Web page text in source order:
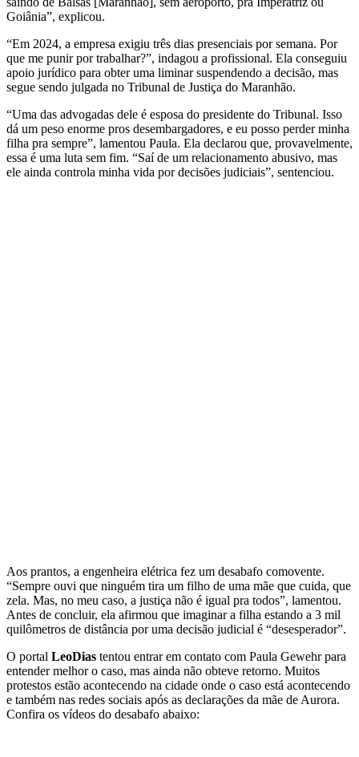
Goiânia”, explicou.
“Em 2024, a empresa exigiu três dias presenciais por semana. Por
que me punir por trabalhar?”, indagou a profissional. Ela conseguiu
apoio jurídico para obter uma liminar suspendendo a decisão, mas
segue sendo julgada no Tribunal de Justiça do Maranhão.
“Uma das advogadas dele é esposa do presidente do Tribunal. Isso
dá um peso enorme pros desembargadores, e eu posso perder minha
filha pra sempre”, lamentou Paula. Ela declarou que, provavelmente,
essa é uma luta sem fim. “Saí de um relacionamento abusivo, mas
ele ainda controla minha vida por decisões judiciais”, sentenciou.
Aos prantos, a engenheira elétrica fez um desabafo comovente.
“Sempre ouvi que ninguém tira um filho de uma mãe que cuida, que
zela. Mas, no meu caso, a justiça não é igual pra todos”, lamentou.
Antes de concluir, ela afirmou que imaginar a filha estando a 3 mil
quilômetros de distância por uma decisão judicial é “desesperador”.
O portal LeoDias tentou entrar em contato com Paula Gewehr para
entender melhor o caso, mas ainda não obteve retorno. Muitos
protestos estão acontecendo na cidade onde o caso está acontecendo
e também nas redes sociais após as declarações da mãe de Aurora.
Confira os vídeos do desabafo abaixo: